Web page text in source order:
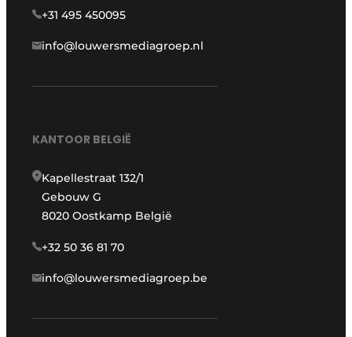
+31 495 450095
info@louwersmediagroep.nl
KANTOOR BELGIË
Kapellestraat 132/1
Gebouw G
8020 Oostkamp België
+32 50 36 81 70
info@louwersmediagroep.be